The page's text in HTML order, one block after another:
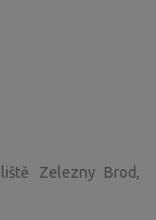
Zelezny Brod,